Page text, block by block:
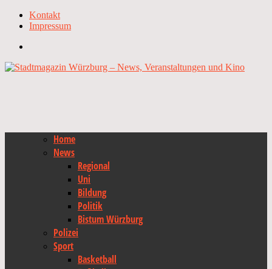
Kontakt
Impressum
Home
News
Regional
Uni
Bildung
Politik
Bistum Würzburg
Polizei
Sport
Basketball